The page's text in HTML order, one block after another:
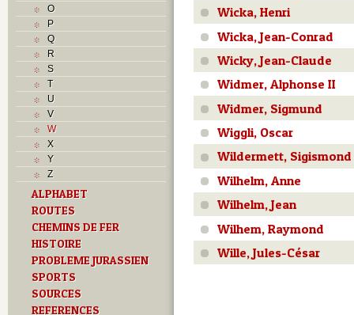
O
P
Q
R
S
T
U
V
W
X
Y
Z
ALPHABET
ROUTES
CHEMINS DE FER
HISTOIRE
PROBLEME JURASSIEN
SPORTS
SOURCES
REFERENCES
Wicka, Henri
Wicka, Jean-Conrad
Wicky, Jean-Claude
Widmer, Alphonse II
Widmer, Sigmund
Wiggli, Oscar
Wildermett, Sigismond
Wilhelm, Anne
Wilhelm, Jean
Wilhem, Raymond
Wille, Jules-César